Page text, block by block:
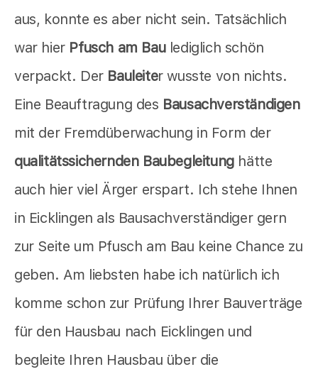
aus, konnte es aber nicht sein. Tatsächlich
war hier Pfusch am Baulediglich schön
verpackt. Der Bauleiter wusste von nichts.
Eine Beauftragung des Bausachverständigen
mit der Fremdüberwachung in Form der
qualitätssichernden Baubegleitunghätte
auch hier viel Ärger erspart. Ich stehe Ihnen
in Eicklingen als Bausachverständiger gern
zur Seite um Pfusch am Bau keine Chance zu
geben. Am liebsten habe ich natürlich ich
komme schon zur Prüfung Ihrer Bauverträge
für den Hausbau nach Eicklingen und
begleite Ihren Hausbau über die